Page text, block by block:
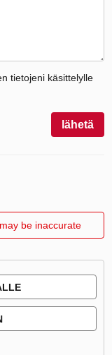
tietojeni käsittelylle
lähetä
be inaccurate